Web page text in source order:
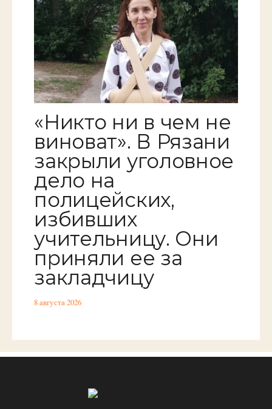
«Никто ни в чем не
виноват». В Рязани
закрыли уголовное
дело на
полицейских,
избивших
учительницу. Они
приняли ее за
закладчицу
8 августа 2026